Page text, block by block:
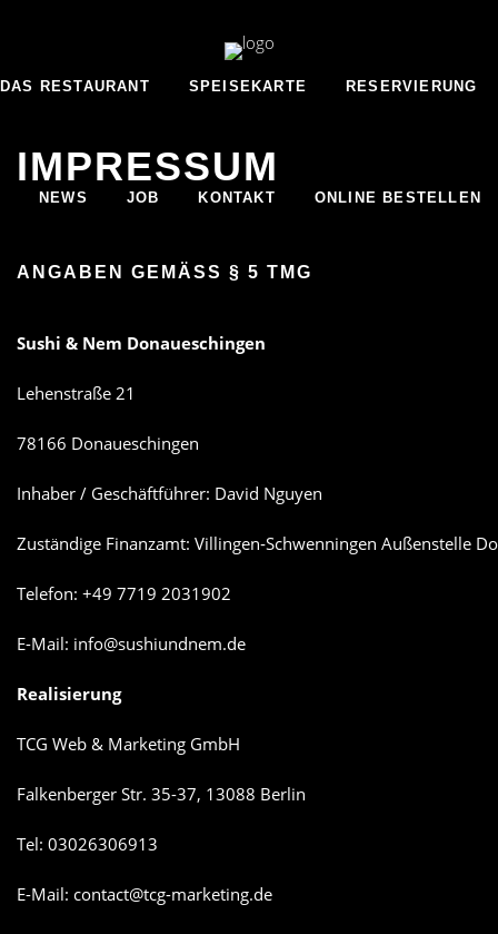
DAS RESTAURANT SPEISEKARTE RESERVIERUNG
NEWS JOB KONTAKT ONLINE BESTELLEN
IMPRESSUM
ANGABEN GEMÄSS § 5 TMG
Sushi & Nem Donaueschingen
Lehenstraße 21
78166 Donaueschingen
Inhaber / Geschäftführer: David Nguyen
Zuständige Finanzamt: Villingen‑Schwenningen Außenstelle
Telefon: +49 7719 2031902
E-Mail: info@sushiundnem.de
Realisierung
TCG Web & Marketing GmbH
Falkenberger Str. 35-37, 13088 Berlin
Tel: 03026306913
E-Mail: contact@tcg-marketing.de